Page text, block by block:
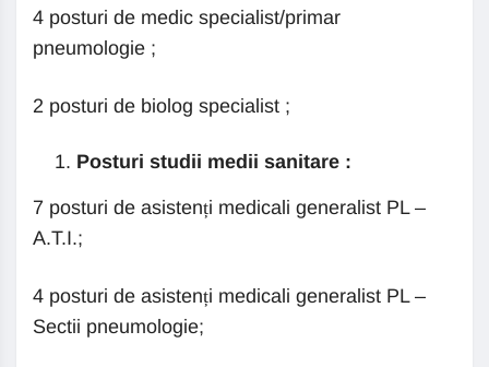
4 posturi de medic specialist/primar
pneumologie ;
2 posturi de biolog specialist ;
Posturi studii medii sanitare :
7 posturi de asistenți medicali generalist PL –
A.T.I.;
4 posturi de asistenți medicali generalist PL –
Sectii pneumologie;